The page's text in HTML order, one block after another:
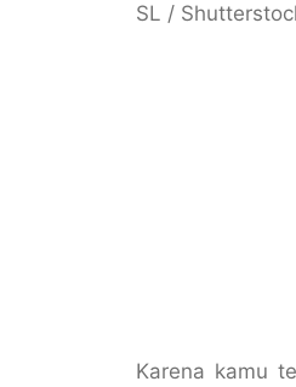
SL /
Karena kamu